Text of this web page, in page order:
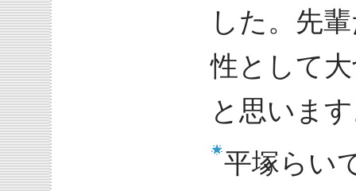
した。先
性として
と思いま
平塚らい